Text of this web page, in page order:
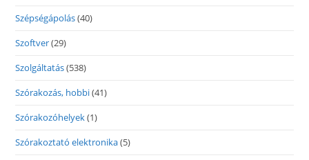
Szépségápolás(40)
Szoftver(29)
Szolgáltatás(538)
Szórakozás, hobbi(41)
Szórakozóhelyek(1)
Szórakoztató elektronika(5)